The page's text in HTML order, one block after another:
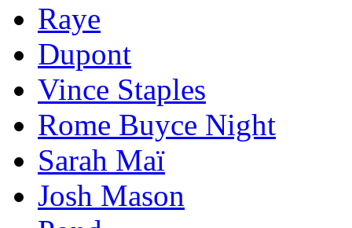
Raye
Dupont
Vince Staples
Rome Buyce Night
Sarah Maï
Josh Mason